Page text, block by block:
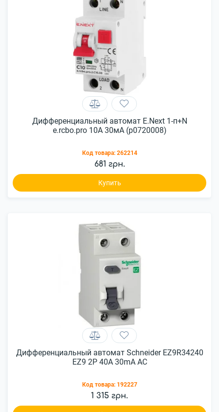
Дифференциальный автомат E.Next 1-п+N
e.rcbo.pro 10А 30мА (p0720008)
Код товара: 262214
681 грн.
Купить
Дифференциальный автомат Schneider EZ9R34240
EZ9 2P 40A 30mA AC
Код товара: 192227
1 315 грн.